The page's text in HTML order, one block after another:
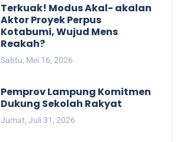
Terkuak! Modus Akal- akalan
Aktor Proyek Perpus
Kotabumi, Wujud Mens
Reakah?
Sabtu, Mei 16, 2026
Pemprov Lampung Komitmen
Dukung Sekolah Rakyat
Jumat, Juli 31, 2026